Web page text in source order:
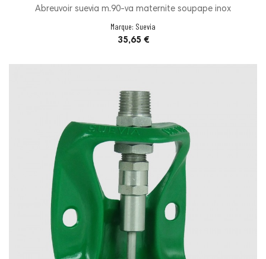
Abreuvoir suevia m.90-va maternite soupape inox
Marque: Suevia
Prix
35,65 €